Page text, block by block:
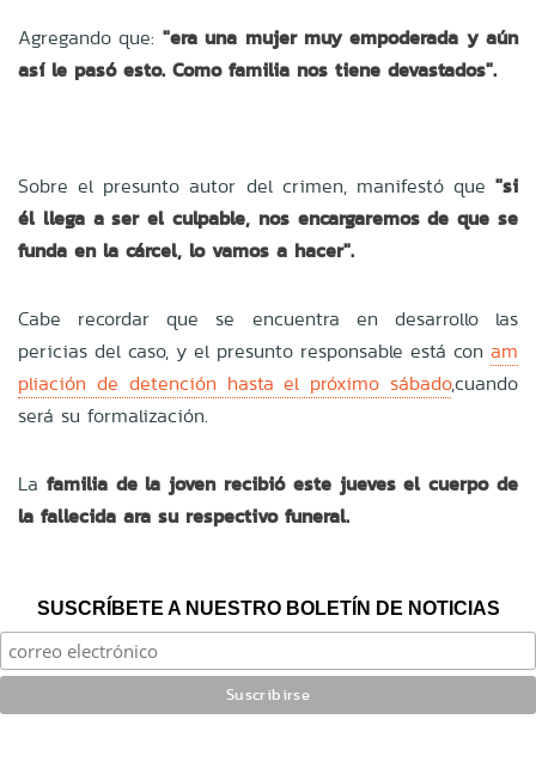
Agregando que: "era una mujer muy empoderada y aún
así le pasó esto. Como familia nos tiene devastados".
Sobre el presunto autor del crimen, manifestó que "si
él llega a ser el culpable, nos encargaremos de que se
funda en la cárcel, lo vamos a hacer".
Cabe recordar que se encuentra en desarrollo las
pericias del caso, y el presunto responsable está con am
pliación de detención hasta el próximo sábado,cuando
será su formalización.
La familia de la joven recibió este jueves el cuerpo de
la fallecida ara su respectivo funeral.
SUSCRÍBETE A NUESTRO BOLETÍN DE NOTICIAS